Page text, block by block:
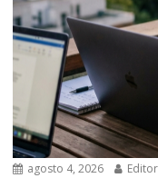
agosto 4, 2026 Editor